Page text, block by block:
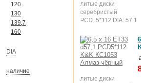
120
130
139,7
160
DIA
наличие
литые диски
серебристый
PCD: 5*112 DIA: 57,1
литые диски